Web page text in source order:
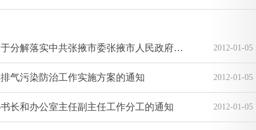
中共张掖市委办公室张掖市人民政府办公室关于分解落实中共张掖市委张掖市人民政府关于加快水利改革发展的意见工作任务的通知 2012-01-05
气污染防治工作实施方案的通知 2012-01-05
长和办公室主任副主任工作分工的通知 2012-01-05